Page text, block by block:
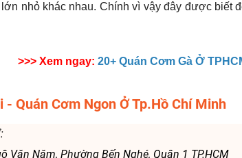
nhỏ khác nhau. Chính vì vậy đây được biết
>>> Xem ngay: 20+ Quán Cơm Gà Ở
- Quán Cơm Ngon Ở Tp.Hồ Chí Minh
Văn Năm, Phường Bến Nghé, Quận 1 TP.HCM